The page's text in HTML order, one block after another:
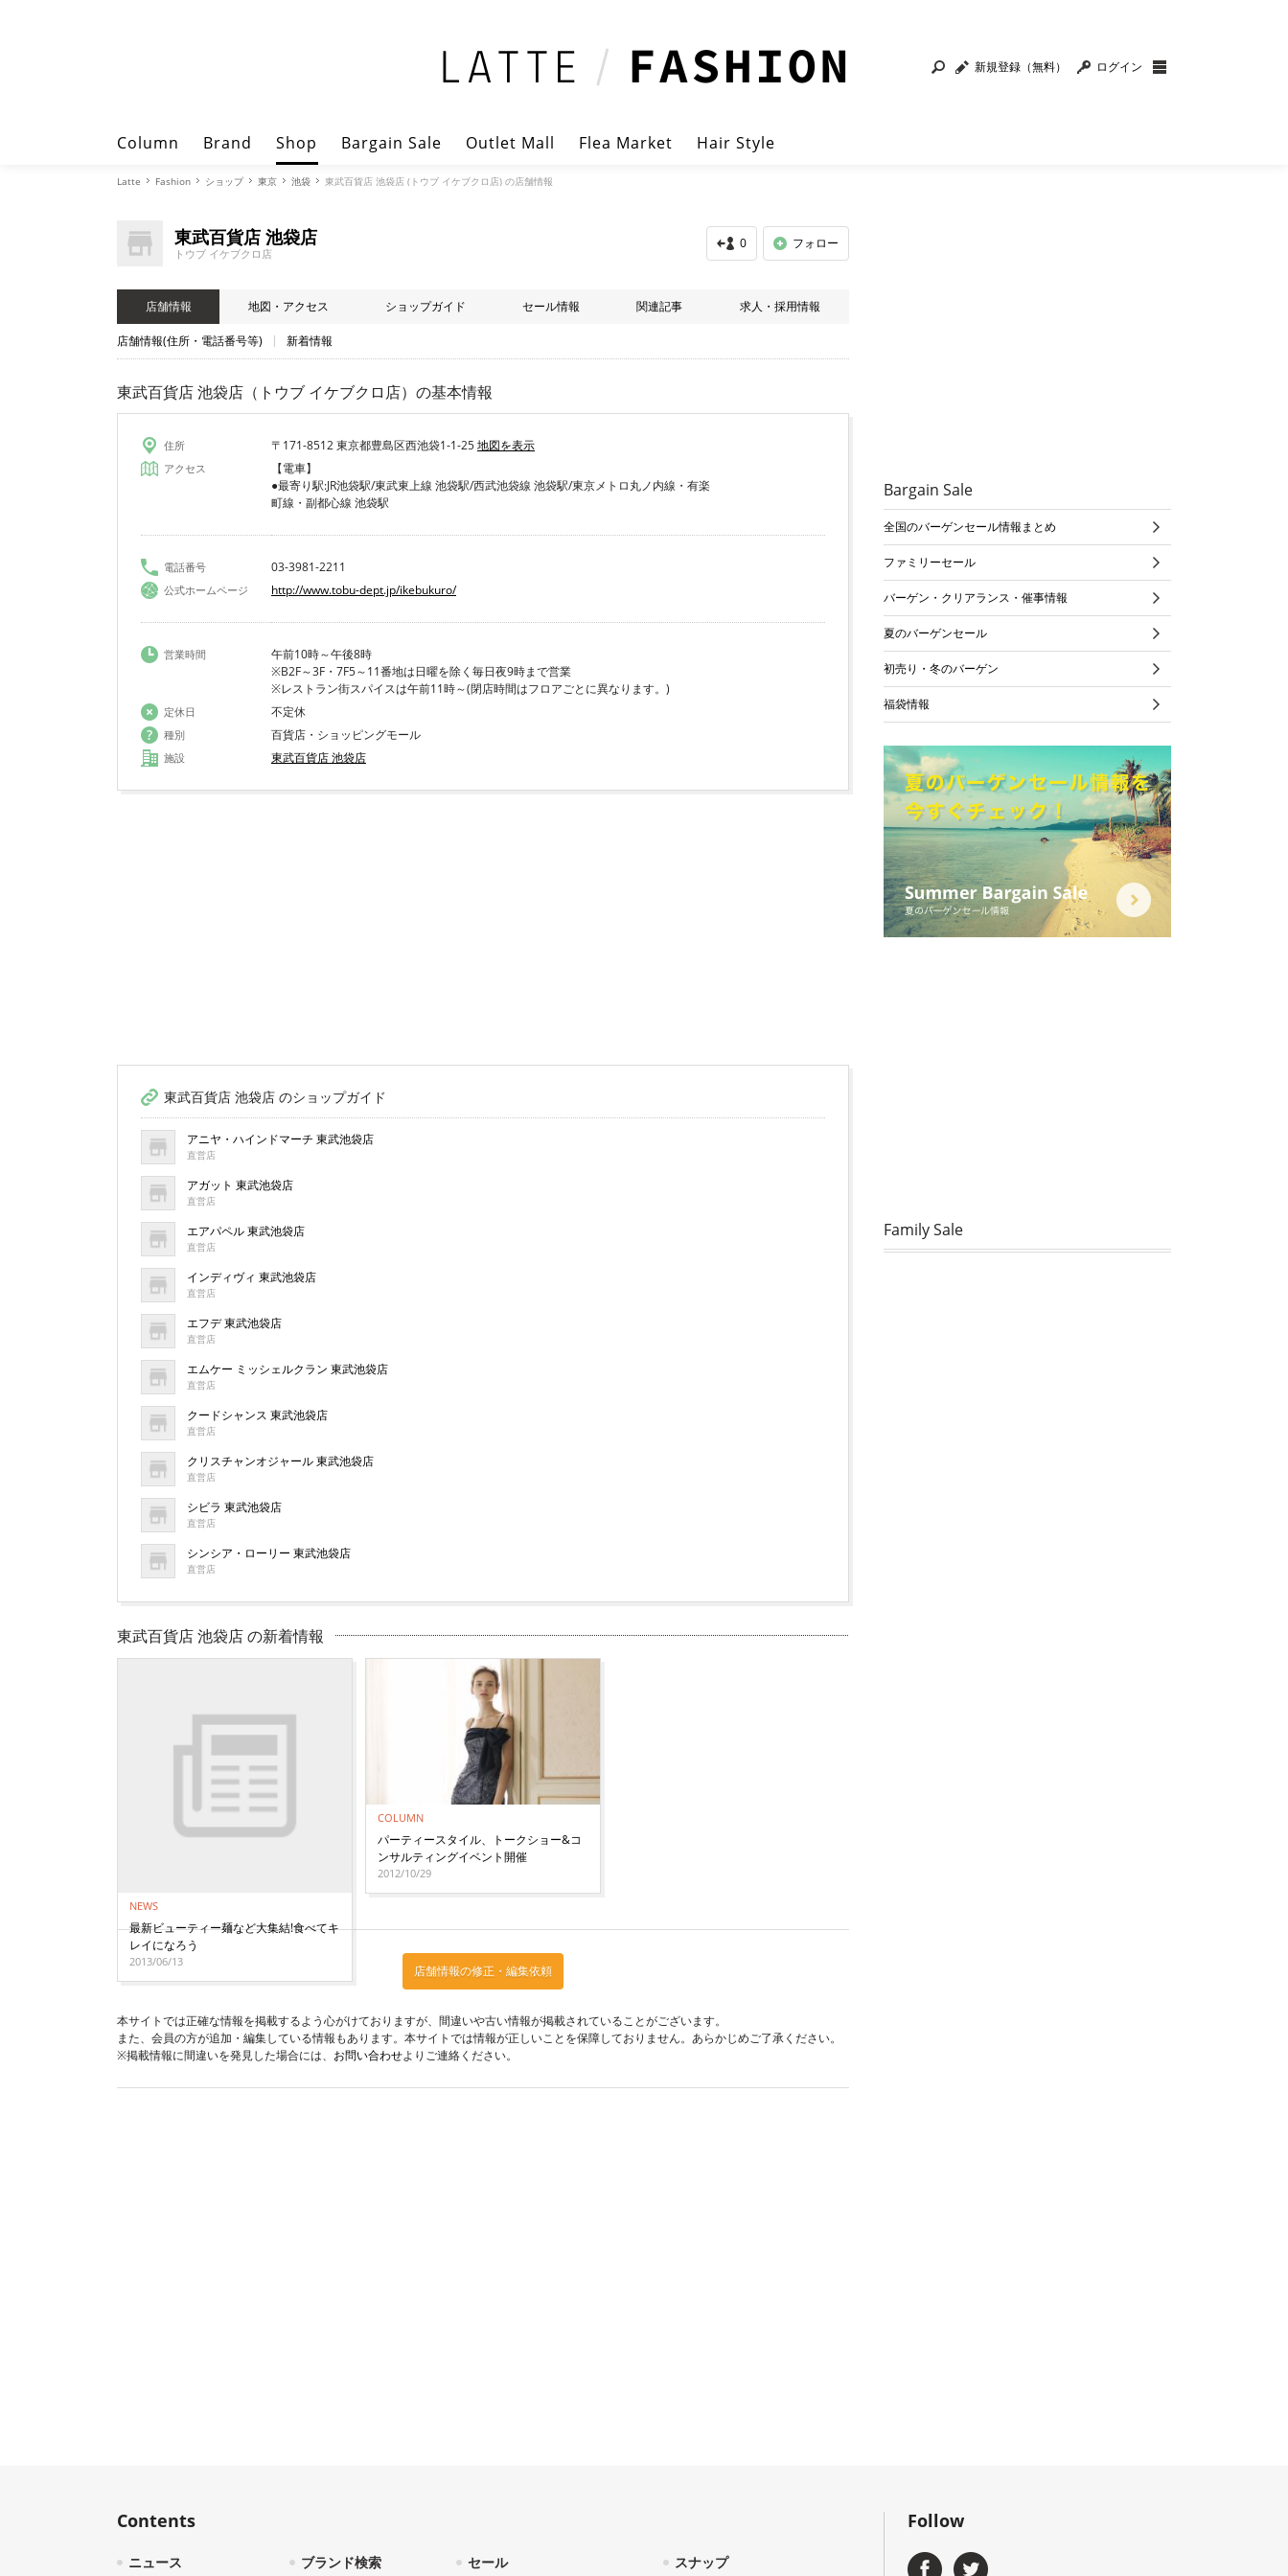
新規登録（無料） ログイン
Column Brand Shop Bargain Sale Outlet Mall Flea Market Hair Style
Latte Fashion ショップ 東京 池袋 東武百貨店 池袋店 (トウブ イケブクロ店) の店舗情報
東武百貨店 池袋店
トウブ イケブクロ店
0 フォロー
店舗情報 地図・アクセス ショップガイド セール情報 関連記事 求人・採用情報
店舗情報(住所・電話番号等) 新着情報
東武百貨店 池袋店（トウブ イケブクロ店） の基本情報
住所 〒171-8512 東京都豊島区西池袋1-1-25地図を表示
アクセス
【電車】
●最寄り駅:JR池袋駅/東武東上線 池袋駅/西武池袋線 池袋駅/東京メトロ丸ノ内線・有楽
町線・副都心線 池袋駅
電話番号 03-3981-2211
公式ホームページ http://www.tobu-dept.jp/ikebukuro/
営業時間
午前10時～午後8時
※B2F～3F・7F5～11番地は日曜を除く毎日夜9時まで営業
※レストラン街スパイスは午前11時～(閉店時間はフロアごとに異なります。)
定休日 不定休
種別 百貨店・ショッピングモール
施設 東武百貨店 池袋店
東武百貨店 池袋店 のショップガイド
アニヤ・ハインドマーチ 東武池袋店
直営店
アガット 東武池袋店
直営店
エアパペル 東武池袋店
直営店
インディヴィ 東武池袋店
直営店
エフデ 東武池袋店
直営店
エムケー ミッシェルクラン 東武池袋店
直営店
クードシャンス 東武池袋店
直営店
クリスチャンオジャール 東武池袋店
直営店
シビラ 東武池袋店
直営店
シンシア・ローリー 東武池袋店
直営店
東武百貨店 池袋店 の新着情報
NEWS
最新ビューティー麺など大集結!食べてキ
レイになろう
2013/06/13
COLUMN
パーティースタイル、トークショー&コ
ンサルティングイベント開催
2012/10/29
店舗情報の修正・編集依頼
本サイトでは正確な情報を掲載するよう心がけておりますが、間違いや古い情報が掲載されていることがございます。
また、会員の方が追加・編集している情報もあります。本サイトでは情報が正しいことを保障しておりません。あらかじめご了承ください。
※掲載情報に間違いを発見した場合には、 お問い合わせよりご連絡ください。
Bargain Sale
全国のバーゲンセール情報まとめ
ファミリーセール
バーゲン・クリアランス・催事情報
夏のバーゲンセール
初売り・冬のバーゲン
福袋情報
Family Sale
Contents
ニュース ブランド検索 セール スナップ
Follow